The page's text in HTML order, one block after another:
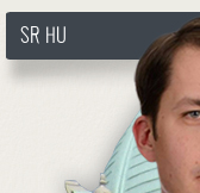
http://
SR HU